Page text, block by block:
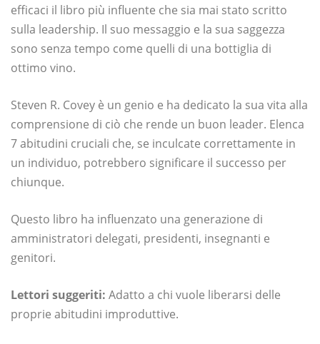
efficaci il libro più influente che sia mai stato scritto
sulla leadership. Il suo messaggio e la sua saggezza
sono senza tempo come quelli di una bottiglia di
ottimo vino.
Steven R. Covey è un genio e ha dedicato la sua vita alla
comprensione di ciò che rende un buon leader. Elenca
7 abitudini cruciali che, se inculcate correttamente in
un individuo, potrebbero significare il successo per
chiunque.
Questo libro ha influenzato una generazione di
amministratori delegati, presidenti, insegnanti e
genitori.
Lettori suggeriti: Adatto a chi vuole liberarsi delle
proprie abitudini improduttive.